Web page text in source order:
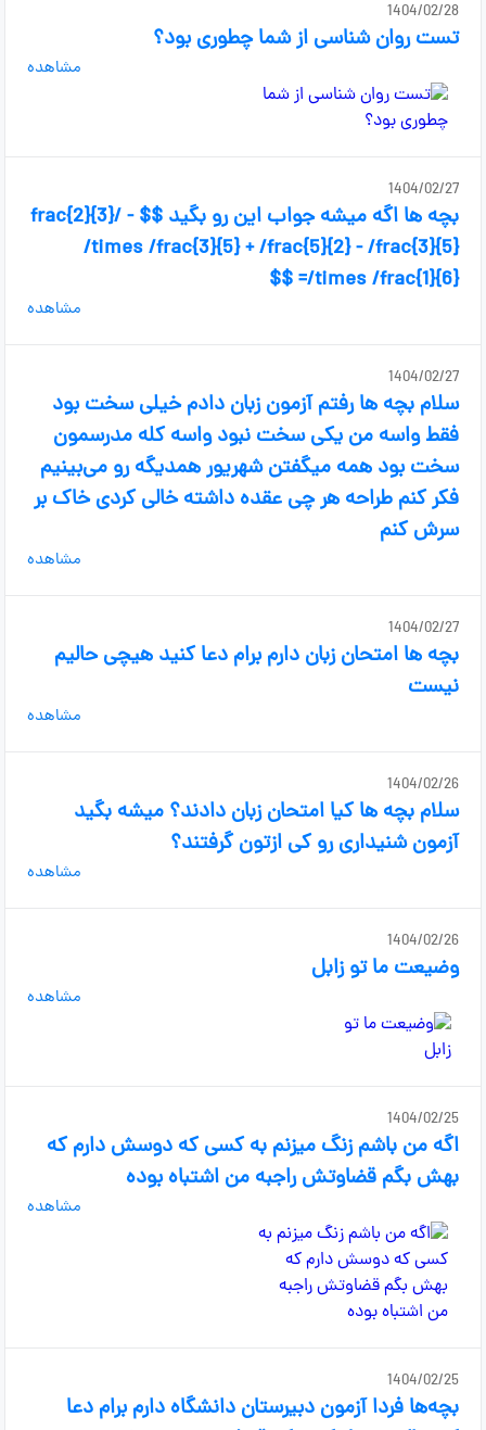
1404/02/28
تست روان شناسی از شما چطوری بود؟
مشاهده
1404/02/27
بچه ها اگه میشه جواب این رو بگید $$ - /frac{2}{3}
/times /frac{3}{5} + /frac{5}{2} - /frac{3}{5}
/times /frac{1}{6}= $$
مشاهده
1404/02/27
سلام بچه ها رفتم آزمون زبان دادم خیلی سخت بود
فقط واسه من یکی سخت نبود واسه کله مدرسمون
سخت بود همه میگفتن شهریور همدیگه رو می‌بینیم
فکر کنم طراحه هر چی عقده داشته خالی کردی خاک بر
سرش کنم
مشاهده
1404/02/27
بچه ها امتحان زبان دارم برام دعا کنید هیچی حالیم
نیست
مشاهده
1404/02/26
سلام بچه ها کیا امتحان زبان دادند؟ میشه بگید
آزمون شنیداری رو کی ازتون گرفتند؟
مشاهده
1404/02/26
وضیعت ما تو زابل
مشاهده
1404/02/25
اگه من باشم زنگ میزنم به کسی که دوسش دارم که
بهش بگم قضاوتش راجبه من اشتباه بوده
مشاهده
1404/02/25
بچه‌ها فردا آزمون دبیرستان دانشگاه دارم برام دعا